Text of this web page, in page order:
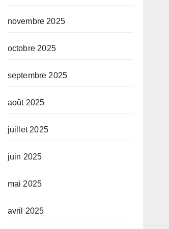
novembre 2025
octobre 2025
septembre 2025
août 2025
juillet 2025
juin 2025
mai 2025
avril 2025